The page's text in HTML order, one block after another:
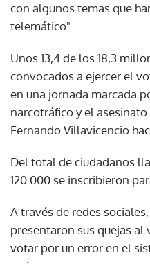
con algunos temas que
telemático".
Unos 13,4 de los 18,3
convocados a ejercer el
en una jornada marcada
narcotráfico y el
Fernando Villavicencio
Del total de ciudadanos
120.000 se inscribieron
A través de redes
presentaron sus quejas
votar por un error en el